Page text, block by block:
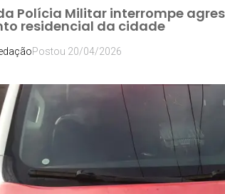
Polícia Militar interrompe
residencial da cidade
Postou 20/04/2026